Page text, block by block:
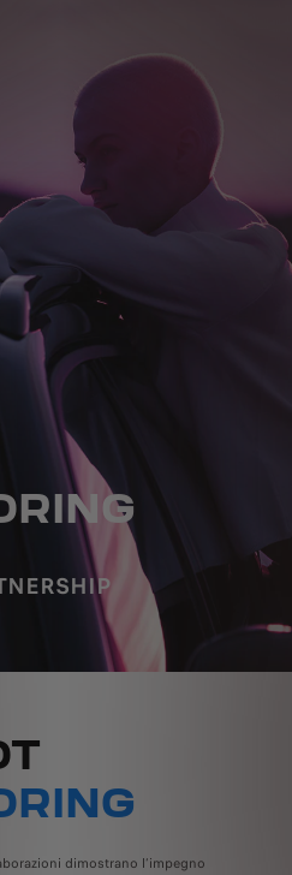
dimostrano l’impegno